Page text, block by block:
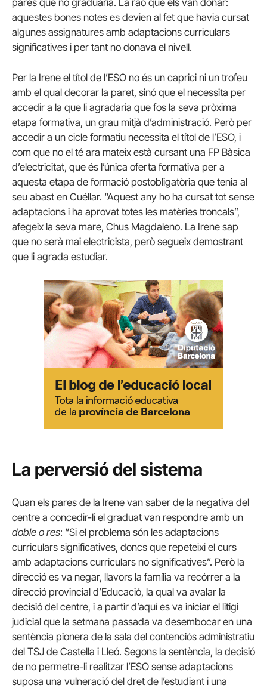
aquestes bones notes es devien al fet que havia cursat
algunes assignatures amb adaptacions curriculars
significatives i per tant no donava el nivell.
Per la Irene el títol de l’ESO no és un caprici ni un trofeu
amb el qual decorar la paret, sinó que el necessita per
accedir a la que li agradaria que fos la seva pròxima
etapa formativa, un grau mitjà d’administració. Però per
accedir a un cicle formatiu necessita el títol de l’ESO, i
com que no el té ara mateix està cursant una FP Bàsica
d’electricitat, que és l’única oferta formativa per a
aquesta etapa de formació postobligatòria que tenia al
seu abast en Cuéllar. “Aquest any ho ha cursat tot sense
adaptacions i ha aprovat totes les matèries troncals”,
afegeix la seva mare, Chus Magdaleno. La Irene sap
que no serà mai electricista, però segueix demostrant
que li agrada estudiar.
La perversió del sistema
Quan els pares de la Irene van saber de la negativa del
centre a concedir-li el graduat van respondre amb un
doble o res: “Si el problema són les adaptacions
curriculars significatives, doncs que repeteixi el curs
amb adaptacions curriculars no significatives”. Però la
direcció es va negar, llavors la família va recórrer a la
direcció provincial d’Educació, la qual va avalar la
decisió del centre, i a partir d’aquí es va iniciar el litigi
judicial que la setmana passada va desembocar en una
sentència pionera de la sala del contenciós administratiu
del TSJ de Castella i Lleó. Segons la sentència, la decisió
de no permetre-li realitzar l’ESO sense adaptacions
suposa una vulneració del dret de l’estudiant i una